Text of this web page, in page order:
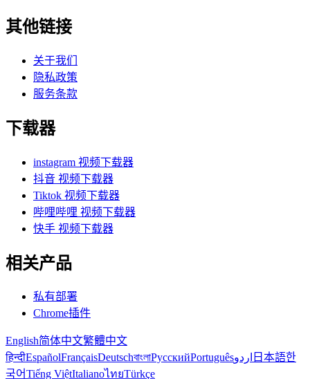
其他链接
关于我们
隐私政策
服务条款
下载器
instagram 视频下载器
抖音 视频下载器
Tiktok 视频下载器
哔哩哔哩 视频下载器
快手 视频下载器
相关产品
私有部署
Chrome插件
English简体中文繁體中文
हिन्दीEspañolFrançaisDeutschবাংলাРусскийPortuguêsاردو 日本語한
국어Tiếng ViệtItalianoไทยTürkçe